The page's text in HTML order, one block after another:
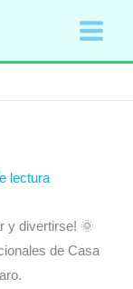
lectura
y divertirse! 🌞
de Casa